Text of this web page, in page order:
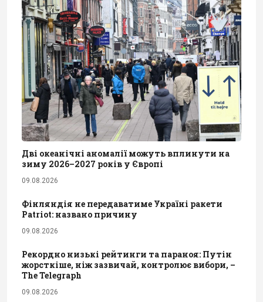
Дві океанічні аномалії можуть вплинути на
зиму 2026–2027 років у Європі
09.08.2026
Фінляндія не передаватиме Україні ракети
Patriot: названо причину
09.08.2026
Рекордно низькі рейтинги та параноя: Путін
жорсткіше, ніж зазвичай, контролює вибори, –
The Telegraph
09.08.2026